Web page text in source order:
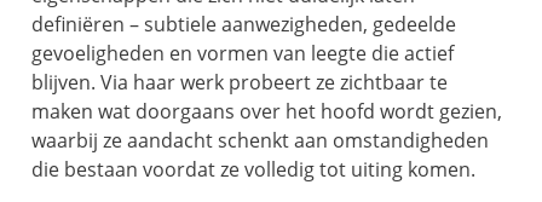
definiëren – subtiele aanwezigheden, gedeelde
gevoeligheden en vormen van leegte die actief
blijven. Via haar werk probeert ze zichtbaar te
maken wat doorgaans over het hoofd wordt gezien,
waarbij ze aandacht schenkt aan omstandigheden
die bestaan voordat ze volledig tot uiting komen.